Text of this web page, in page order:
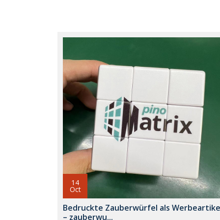
14
Oct
Bedruckte Zauberwürfel als
– zauberwu...